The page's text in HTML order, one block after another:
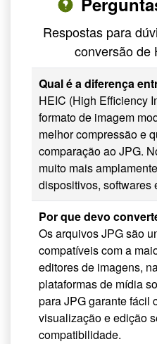
Respostas para
conversão de
Qual é a diferença
HEIC (High Efficiency
formato de imagem
melhor compressão e
comparação ao JPG.
muito mais
dispositivos, softwares
Por que devo
Os arquivos JPG são
compatíveis com a
editores de imagens,
plataformas de mídia
para JPG garante fácil
visualização e edição
compatibilidade.